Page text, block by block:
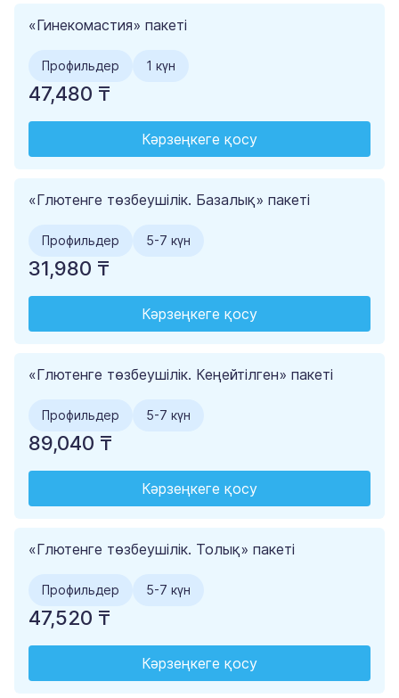
«Гинекомастия» пакеті
Профильдер 1 күн
47,480 ₸
Кәрзеңкеге қосу
«Глютенге төзбеушілік. Базалық» пакеті
Профильдер 5-7 күн
31,980 ₸
Кәрзеңкеге қосу
«Глютенге төзбеушілік. Кеңейтілген» пакеті
Профильдер 5-7 күн
89,040 ₸
Кәрзеңкеге қосу
«Глютенге төзбеушілік. Толық» пакеті
Профильдер 5-7 күн
47,520 ₸
Кәрзеңкеге қосу